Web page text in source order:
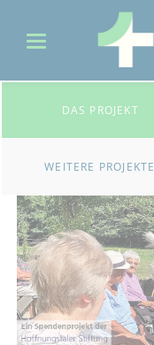
DAS PROJEKT
WEITERE PROJEKTE